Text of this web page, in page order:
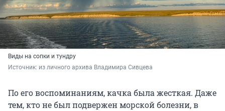
Виды на сопки и тундру
Источник: из личного архива Владимира Сивцева
По его воспоминаниям, качка была жесткая. Даже
тем, кто не был подвержен морской болезни, в